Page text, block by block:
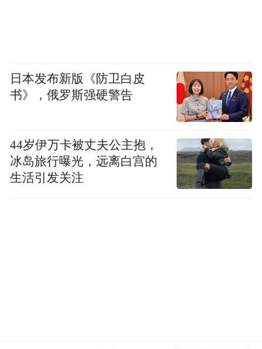
日本发布新版《防卫白皮
书》，俄罗斯强硬警告
44岁伊万卡被丈夫公主抱，
冰岛旅行曝光，远离白宫的
生活引发关注